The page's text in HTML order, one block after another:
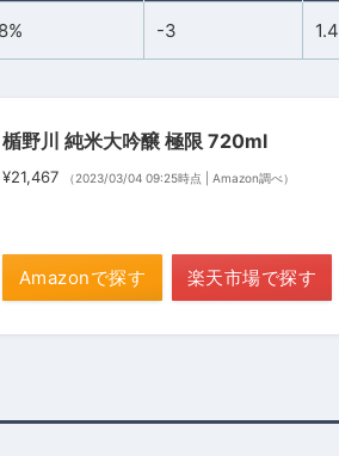
8% -3 1.4
楯野川 純米大吟醸 極限 720ml
¥21,467 （2023/03/04 09:25時点 | Amazon調べ）
Amazonで探す 楽天市場で探す